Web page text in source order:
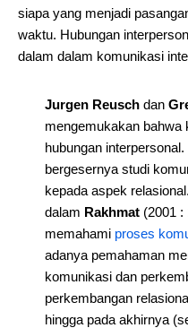
siapa yang menjadi
waktu. Hubungan
dalam dalam komunikasi
Jurgen Reusch dan
mengemukakan bahwa
hubungan
bergesernya studi
kepada aspek
dalam Rakhmat (2001 :
memahami proses
adanya pemahaman
komunikasi dan
perkembangan
hingga pada akhirnya